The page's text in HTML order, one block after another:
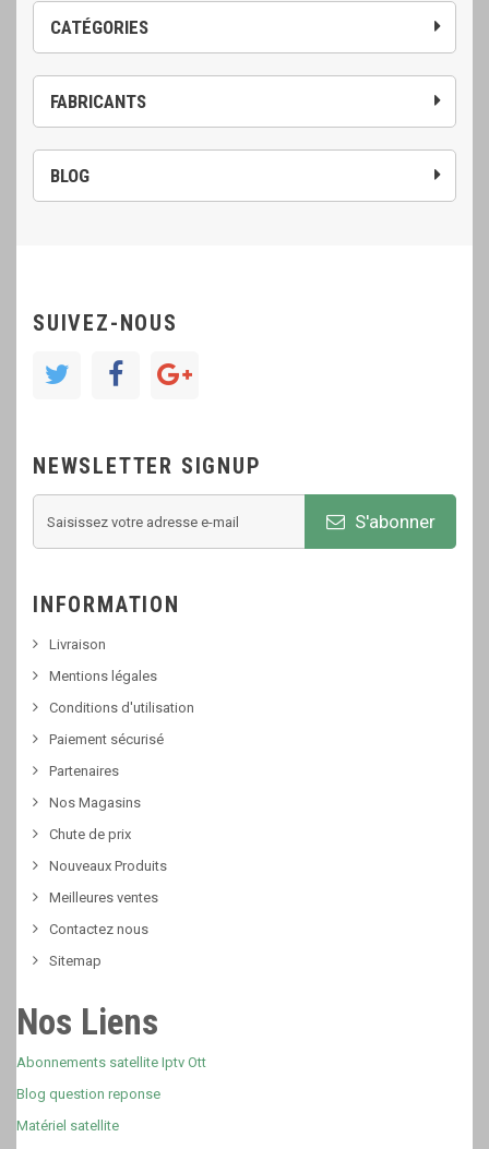
CATÉGORIES
FABRICANTS
BLOG
SUIVEZ-NOUS
NEWSLETTER SIGNUP
S'abonner
INFORMATION
Livraison
Mentions légales
Conditions d'utilisation
Paiement sécurisé
Partenaires
Nos Magasins
Chute de prix
Nouveaux Produits
Meilleures ventes
Contactez nous
Sitemap
Nos Liens
Abonnements satellite Iptv Ott
Blog question reponse
Matériel satellite